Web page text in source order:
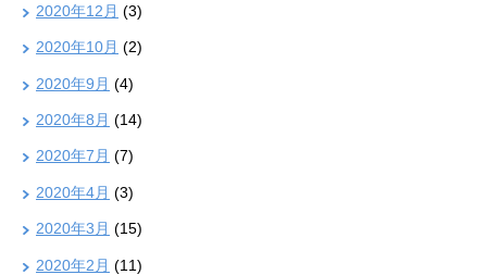
2020年12月 (3)
2020年10月 (2)
2020年9月 (4)
2020年8月 (14)
2020年7月 (7)
2020年4月 (3)
2020年3月 (15)
2020年2月 (11)